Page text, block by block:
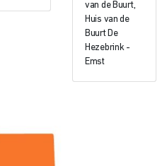
van de Buurt,
Huis van de
Buurt De
Hezebrink -
Emst